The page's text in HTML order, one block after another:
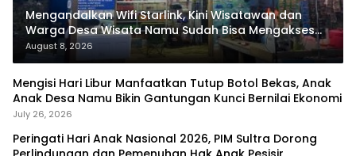
Mengandalkan Wifi Starlink, Kini Wisatawan dan
Warga Desa Wisata Namu Sudah Bisa Mengakses
Transaksi Digital
August 8, 2026
Mengisi Hari Libur Manfaatkan Tutup Botol Bekas, Anak
Anak Desa Namu Bikin Gantungan Kunci Bernilai Ekonomi
July 26, 2026
Peringati Hari Anak Nasional 2026, PIM Sultra Dorong